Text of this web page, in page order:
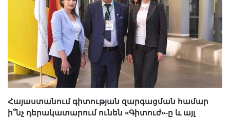
Հայաստանում գիտության զարգացման համար
ի՞նչ դերակատարում ունեն «Գիտուժ»-ը և այլ